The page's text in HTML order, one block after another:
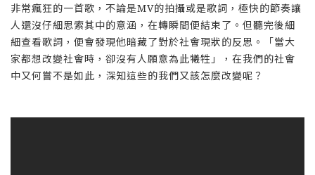
非常瘋狂的一首歌，不論是MV的拍攝或是歌詞，極快的節奏讓
人還沒仔細思索其中的意涵，在轉瞬間便結束了。但聽完後細
細查看歌詞，便會發現他暗藏了對於社會現狀的反思。「當大
家都想改變社會時，卻沒有人願意為此犧牲」，在我們的社會
中又何嘗不是如此，深知這些的我們又該怎麼改變呢？